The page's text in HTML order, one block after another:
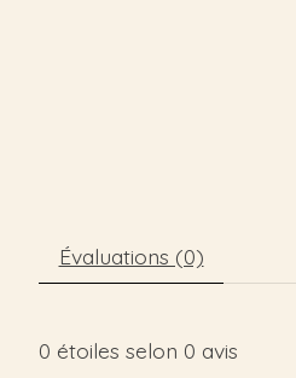
Évaluations (0)
0 étoiles selon 0 avis